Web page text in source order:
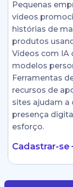
Pequenas
vídeos
histórias de
produtos
Vídeos com IA
modelos
Ferramentas
recursos de
sites ajudam
presença
esforço.
Cadastrar-se